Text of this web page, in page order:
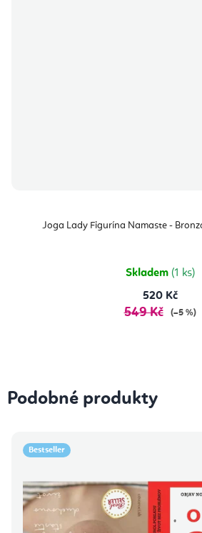
Joga Lady Figurína Namaste -
Skladem (1 ks)
520 Kč
549 Kč (–5 %)
Podobné produkty
Bestseller